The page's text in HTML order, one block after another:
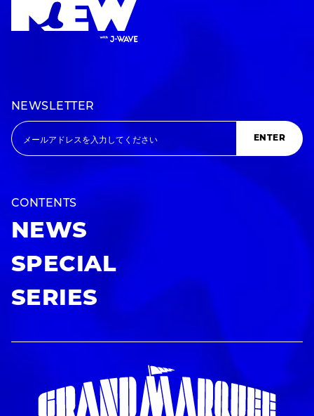
NEWSLETTER
ENTER
CONTENTS
NEWS
SPECIAL
SERIES